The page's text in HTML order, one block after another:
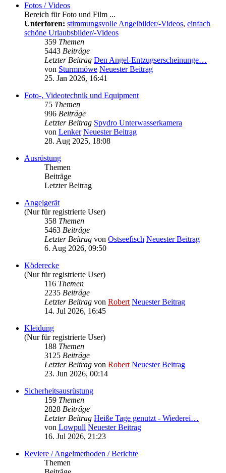
Fotos / Videos
Bereich für Foto und Film ...
Unterforen: stimmungsvolle Angelbilder/-Videos, einfach
schöne Urlaubsbilder/-Videos
359 Themen
5443 Beiträge
Letzter Beitrag Den Angel-Entzugserscheinunge…
von Sturmmöwe Neuester Beitrag
25. Jan 2026, 16:41
Foto-, Videotechnik und Equipment
75 Themen
996 Beiträge
Letzter Beitrag Spydro Unterwasserkamera
von Lenker Neuester Beitrag
28. Aug 2025, 18:08
Ausrüstung
Themen
Beiträge
Letzter Beitrag
Angelgerät
(Nur für registrierte User)
358 Themen
5463 Beiträge
Letzter Beitrag von Ostseefisch Neuester Beitrag
6. Aug 2026, 09:50
Köderecke
(Nur für registrierte User)
116 Themen
2235 Beiträge
Letzter Beitrag von Robert Neuester Beitrag
14. Jul 2026, 16:45
Kleidung
(Nur für registrierte User)
188 Themen
3125 Beiträge
Letzter Beitrag von Robert Neuester Beitrag
23. Jun 2026, 00:14
Sicherheitsausrüstung
159 Themen
2828 Beiträge
Letzter Beitrag Heiße Tage genutzt - Wiederei…
von Lowpull Neuester Beitrag
16. Jul 2026, 21:23
Reviere / Angelmethoden / Berichte
Themen